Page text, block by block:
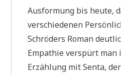
Ausformung bis heute,
verschiedenen
Schröders Roman
Empathie verspürt man
Erzählung mit Senta,